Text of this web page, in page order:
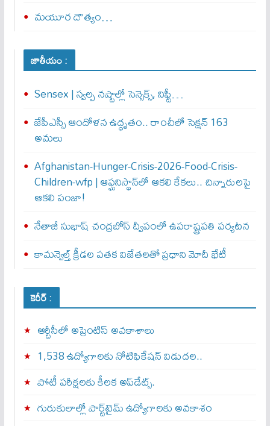
మయూర దౌత్యం…
జాతీయం :
Sensex | స్వల్ప నష్టాల్లో సెన్సెక్స్, నిఫ్టీ…
జేపీఎస్సీ ఆందోళన ఉద్ధృతం.. రాంచీలో సెక్షన్‌ 163
అమలు
Afghanistan-Hunger-Crisis-2026-Food-Crisis-
Children-wfp | ఆఫ్ఘనిస్థాన్‌లో ఆకలి కేకలు.. చిన్నారులపై
ఆకలి పంజా!
నేతాజీ సుభాష్ చంద్రబోస్ ద్వీపంలో ఉపరాష్ట్రపతి పర్యటన
కామన్వెల్త్‌ క్రీడల పతక విజేతలతో ప్రధాని మోదీ భేటీ
కెరీర్ :
ఆర్టీసీలో అప్రెంటిస్‌ అవకాశాలు
1,538 ఉద్యోగాలకు నోటిఫికేషన్ విడుదల..
పోటీ పరీక్షలకు కీలక అప్‌డేట్స్.
గురుకులాల్లో పార్ట్‌టైమ్ ఉద్యోగాలకు అవకాశం